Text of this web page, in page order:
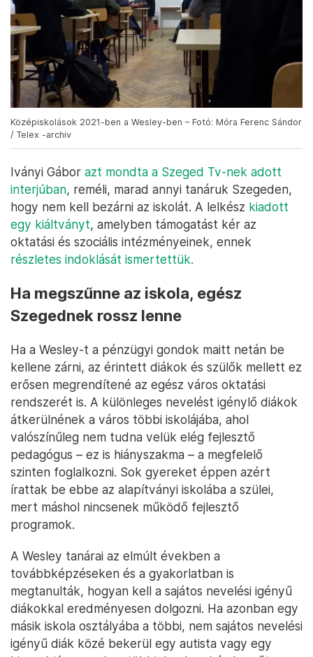
Középiskolások 2021-ben a Wesley-ben – Fotó: Móra Ferenc Sándor
/ Telex -archiv
Iványi Gábor azt mondta a Szeged Tv-nek adott
interjúban, reméli, marad annyi tanáruk Szegeden,
hogy nem kell bezárni az iskolát. A lelkész kiadott
egy kiáltványt, amelyben támogatást kér az
oktatási és szociális intézményeinek, ennek
részletes indoklását ismertettük.
Ha megszűnne az iskola, egész
Szegednek rossz lenne
Ha a Wesley-t a pénzügyi gondok maitt netán be
kellene zárni, az érintett diákok és szülők mellett ez
erősen megrendítené az egész város oktatási
rendszerét is. A különleges nevelést igénylő diákok
átkerülnének a város többi iskolájába, ahol
valószínűleg nem tudna velük elég fejlesztő
pedagógus – ez is hiányszakma – a megfelelő
szinten foglalkozni. Sok gyereket éppen azért
írattak be ebbe az alapítványi iskolába a szülei,
mert máshol nincsenek működő fejlesztő
programok.
A Wesley tanárai az elmúlt években a
továbbképzéseken és a gyakorlatban is
megtanulták, hogyan kell a sajátos nevelési igényű
diákokkal eredményesen dolgozni. Ha azonban egy
másik iskola osztályába a többi, nem sajátos nevelési
igényű diák közé bekerül egy autista vagy egy